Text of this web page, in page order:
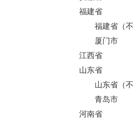
福建省
福建省（
厦门市
江西省
山东省
山东省（
青岛市
河南省